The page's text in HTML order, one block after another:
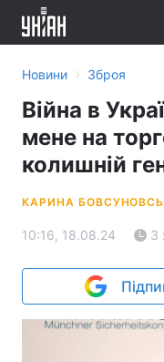
Новини › Зброя
Війна в
мене на
колишній
КАРИНА
10:16, 18.08.24 3